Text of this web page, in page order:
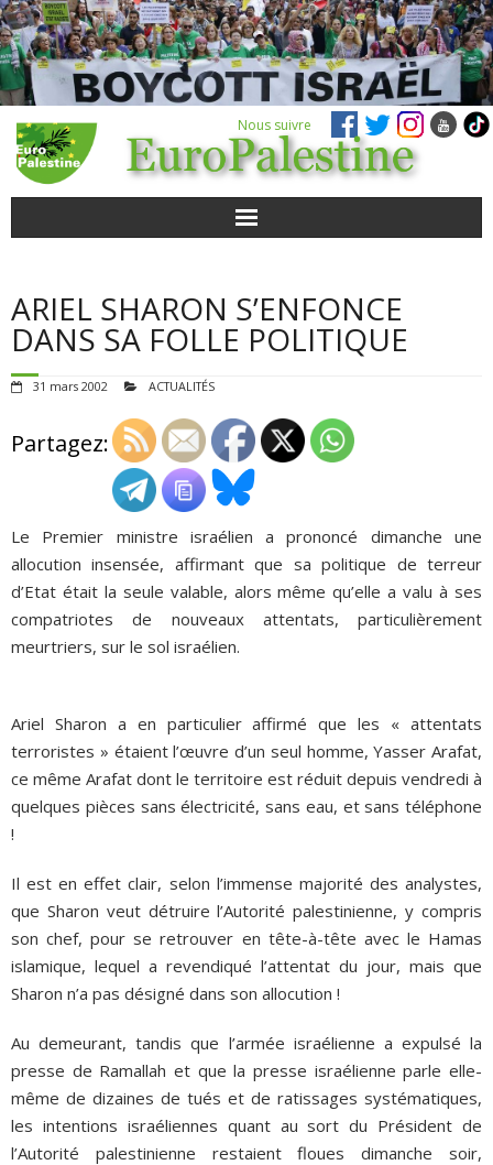
Nous suivre
POUR AGIR
QUI SOMMES-NOUS ?
ADHÉSIONS, DONS, CONTACT
ARIEL SHARON S’ENFONCE
DANS SA FOLLE POLITIQUE
31 mars 2002 ACTUALITÉS
Partagez:
Le Premier ministre israélien a prononcé dimanche une
allocution insensée, affirmant que sa politique de terreur
d’Etat était la seule valable, alors même qu’elle a valu à ses
compatriotes de nouveaux attentats, particulièrement
meurtriers, sur le sol israélien.
Ariel Sharon a en particulier affirmé que les « attentats
terroristes » étaient l’œuvre d’un seul homme, Yasser Arafat,
ce même Arafat dont le territoire est réduit depuis vendredi à
quelques pièces sans électricité, sans eau, et sans téléphone
!
Il est en effet clair, selon l’immense majorité des analystes,
que Sharon veut détruire l’Autorité palestinienne, y compris
son chef, pour se retrouver en tête-à-tête avec le Hamas
islamique, lequel a revendiqué l’attentat du jour, mais que
Sharon n’a pas désigné dans son allocution !
Au demeurant, tandis que l’armée israélienne a expulsé la
presse de Ramallah et que la presse israélienne parle elle-
même de dizaines de tués et de ratissages systématiques,
les intentions israéliennes quant au sort du Président de
l’Autorité palestinienne restaient floues dimanche soir,